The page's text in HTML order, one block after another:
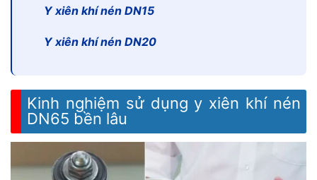
Y xiên khí nén DN15
Y xiên khí nén DN20
Kinh nghiệm sử dụng y xiên khí nén
DN65 bền lâu